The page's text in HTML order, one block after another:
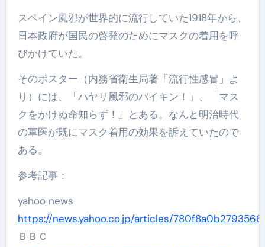
スペイン風邪が世界的に流行していた1918年から、
日本政府が国民の啓発のためにマスクの着用を呼
びかけていた。
そのポスター（内務省衛生局著「流行性感冒」よ
り）には、「ハヤリ風邪のバイキン！」、「マス
クをかけぬ命知らず！」とある。なんと明治時代
の軍医が既にマスク着用の効果を訴えていたので
ある。
参考記事：
yahoo news
https://news.yahoo.co.jp/articles/
ＢＢＣ